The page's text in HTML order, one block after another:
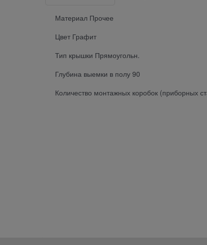
Материал Прочее
Цвет Графит
Тип крышки Прямоугольн.
Глубина выемки в полу 90
Количество монтажных коробок (приборных